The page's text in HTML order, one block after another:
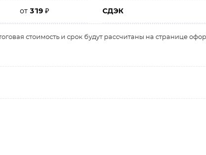
от319₽ СДЭК
стоимость и срок будут рассчитаны на странице